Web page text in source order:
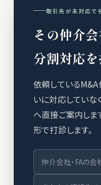
取引先が未対応で
その仲介
分割対応
依頼している
いに対応していな
へ直接ご案内しま
形で打診します。